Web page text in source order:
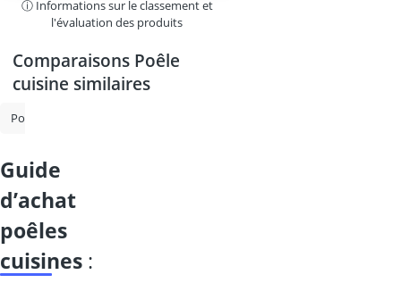
ⓘ Informations sur le classement et
l'évaluation des produits
Comparaisons Poêle
cuisine similaires
Poele induction
guide
d’achat
poêles
cuisines :